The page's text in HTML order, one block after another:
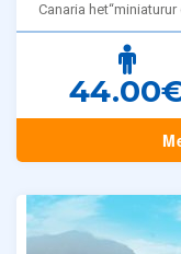
Canaria